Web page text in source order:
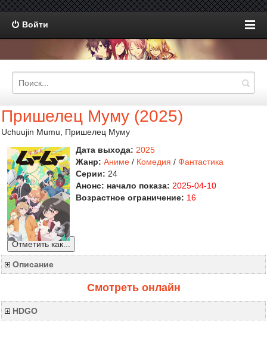
Войти
Пришелец Муму (2025)
Uchuujin Mumu, Пришелец Муму
Дата выхода: 2025
Жанр: Аниме / Комедия / Фантастика
Серии: 24
Анонс: начало показа: 2025-04-10
Возрастное ограничение: 16
Отметить как...
Описание
Смотреть онлайн
HDGO